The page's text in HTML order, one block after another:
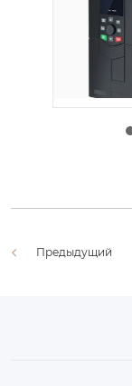
由admin |
Предыдущий